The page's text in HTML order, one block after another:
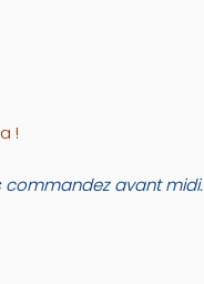
!
commandez avant midi.